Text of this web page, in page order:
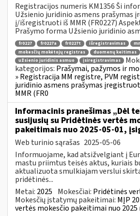
Registracijos numeris KM1356 Ši
Užsienio juridinio asmens prašymas
į/išregistruoti iš MMR (FR0227)
Prašymo forma Užsienio juridinio
fr0227 fr0227a fr0227t išregistravimas
mokesčių mokėtojų registras
duomenų keitimas
užsienio juridinis asmuo
įsiregistravimas
kategorijos: Prašymai, pažymos ir
» Registracija MM registre, PVM
juridinio asmens prašymas
MMR (FR0
Informacinis pranešimas „Dėl
susijusių su Pridėtinės vertės
pakeitimais nuo 2025-05-01,
Web turinio sąrašas 2025-05-06
Informuojame, kad atsižvelgiant į
mastu priimtus teisės aktus, kuriais
aktualizuota smulkiajam verslui
pridėtinės...
Metai: 2025 Mokesčiai: Pridėtinės
Mokesčių įstatymų pakeitimai: MĮP
vertės mokesčio pakeitimai nuo 2025